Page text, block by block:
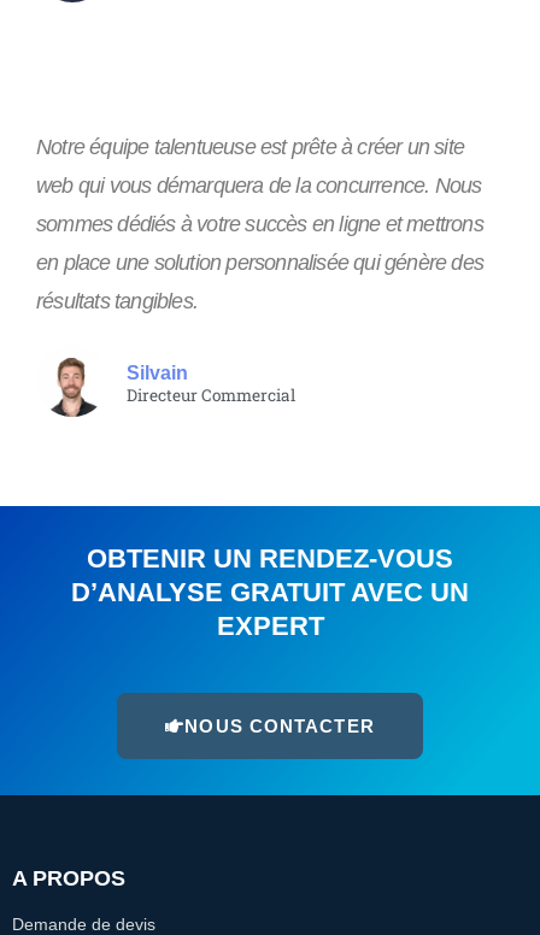
Notre équipe talentueuse est prête à créer un site
web qui vous démarquera de la concurrence. Nous
sommes dédiés à votre succès en ligne et mettrons
en place une solution personnalisée qui génère des
résultats tangibles.
Silvain
Directeur Commercial
OBTENIR UN RENDEZ-VOUS
D’ANALYSE GRATUIT AVEC UN
EXPERT
NOUS CONTACTER
A PROPOS
Demande de devis